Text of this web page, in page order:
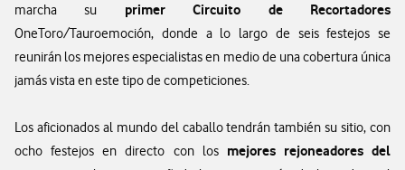
marcha su primer Circuito de Recortadores
OneToro/Tauroemoción, donde a lo largo de seis festejos se
reunirán los mejores especialistas en medio de una cobertura única
jamás vista en este tipo de competiciones.
Los aficionados al mundo del caballo tendrán también su sitio, con
ocho festejos en directo con los mejores rejoneadores del